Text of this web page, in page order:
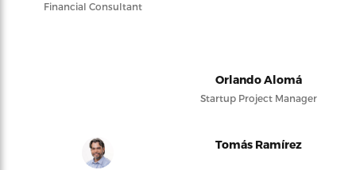
Financial Consultant
Orlando Alomá
Startup Project Manager
Tomás Ramírez